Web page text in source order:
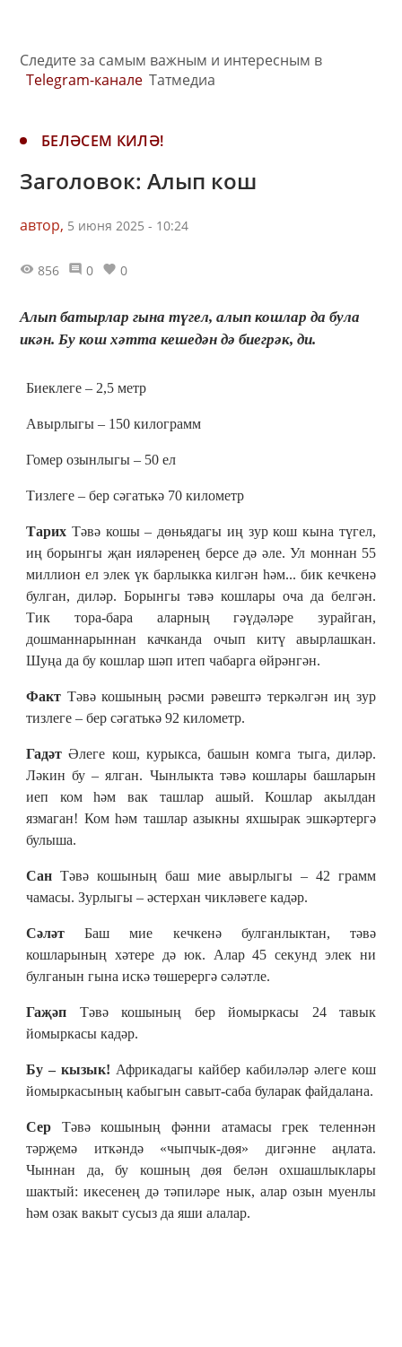
Следите за самым важным и интересным в
Telegram-канале Татмедиа
БЕЛӘСЕМ КИЛӘ!
Заголовок: Алып кош
автор, 5 июня 2025 - 10:24
856 0 0
Алып батырлар гына түгел, алып кошлар да була
икән. Бу кош хәтта кешедән дә биегрәк, ди.
Биеклеге – 2,5 метр
Авырлыгы – 150 килограмм
Гомер озынлыгы – 50 ел
Тизлеге – бер сәгатькә 70 километр
Тарих Тәвә кошы – дөньядагы иң зур кош кына түгел,
иң борынгы җан ияләренең берсе дә әле. Ул моннан 55
миллион ел элек үк барлыкка килгән һәм... бик кечкенә
булган, диләр. Борынгы тәвә кошлары оча да белгән.
Тик тора-бара аларның гәүдәләре зурайган,
дошманнарыннан качканда очып китү авырлашкан.
Шуңа да бу кошлар шәп итеп чабарга өйрәнгән.
Факт Тәвә кошының рәсми рәвештә теркәлгән иң зур
тизлеге – бер сәгатькә 92 километр.
Гадәт Әлеге кош, курыкса, башын комга тыга, диләр.
Ләкин бу – ялган. Чынлыкта тәвә кошлары башларын
иеп ком һәм вак ташлар ашый. Кошлар акылдан
язмаган! Ком һәм ташлар азыкны яхшырак эшкәртергә
булыша.
Сан Тәвә кошының баш мие авырлыгы – 42 грамм
чамасы. Зурлыгы – әстерхан чикләвеге кадәр.
Сәләт Баш мие кечкенә булганлыктан, тәвә
кошларының хәтере дә юк. Алар 45 секунд элек ни
булганын гына искә төшерергә сәләтле.
Гаҗәп Тәвә кошының бер йомыркасы 24 тавык
йомыркасы кадәр.
Бу – кызык! Африкадагы кайбер кабиләләр әлеге кош
йомыркасының кабыгын савыт-саба буларак файдалана.
Сер Тәвә кошының фәнни атамасы грек теленнән
тәрҗемә иткәндә «чыпчык-дөя» дигәнне аңлата.
Чыннан да, бу кошның дөя белән охшашлыклары
шактый: икесенең дә тәпиләре нык, алар озын муенлы
һәм озак вакыт сусыз да яши алалар.